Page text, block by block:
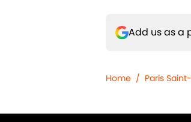
Add us as a
Home / Paris